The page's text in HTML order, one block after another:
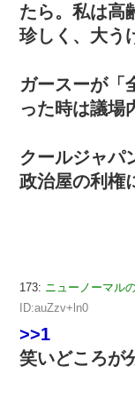
たら。私は高
珍しく、大う
ガースーが「
った時は議場
クールジャパ
政治屋の利権
173: ニューノーマル
ID:auZzv+ln0
>>1
笑いどころが